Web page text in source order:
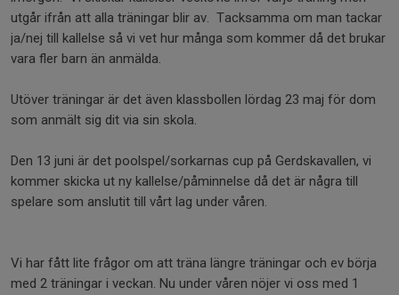
utgår ifrån att alla träningar blir av. Tacksamma om man tackar
ja/nej till kallelse så vi vet hur många som kommer då det brukar
vara fler barn än anmälda.
Utöver träningar är det även klassbollen lördag 23 maj för dom
som anmält sig dit via sin skola.
Den 13 juni är det poolspel/sorkarnas cup på Gerdskavallen, vi
kommer skicka ut ny kallelse/påminnelse då det är några till
spelare som anslutit till vårt lag under våren.
Vi har fått lite frågor om att träna längre träningar och ev börja
med 2 träningar i veckan. Nu under våren nöjer vi oss med 1